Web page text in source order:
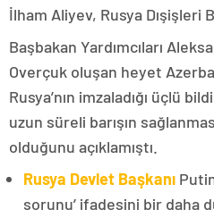
İlham Aliyev, Rusya Dışişleri
Başbakan Yardımcıları
Overçuk oluşan heyet
Rusya’nın imzaladığı üçlü
uzun süreli barışın
olduğunu açıklamıştı.
Rusya Devlet Başkanı
sorunu’ ifadesini bir daha